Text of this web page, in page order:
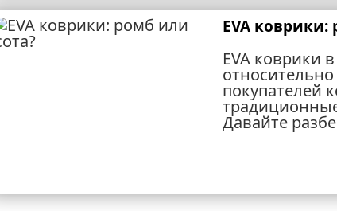
EVA коврики:
EVA коврики
покупателей
Давайте